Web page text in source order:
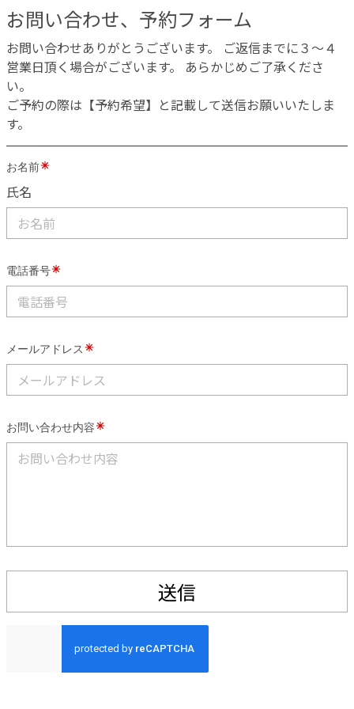
お問い合わせ、予約フォーム
お問い合わせありがとうございます。 ご返信までに３〜４
営業日頂く場合がございます。 あらかじめご了承くださ
い。
ご予約の際は【予約希望】と記載して送信お願いいたしま
す。
お名前
氏名
電話番号
メールアドレス
お問い合わせ内容
送信